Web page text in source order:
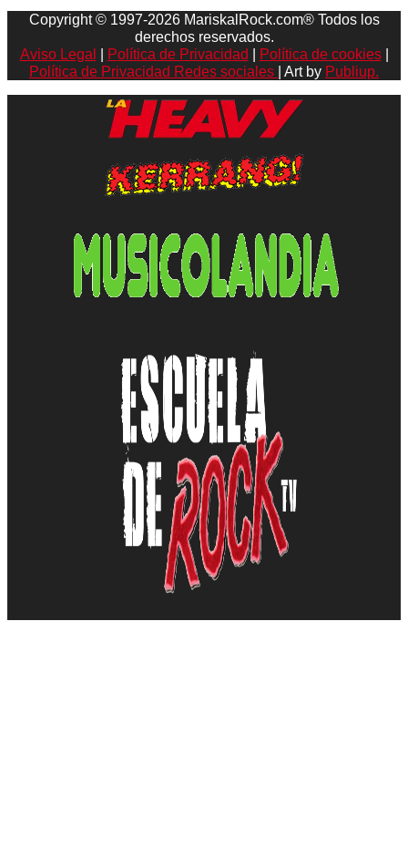
Copyright © 1997-2026 MariskalRock.com® Todos los
derechos reservados.
Aviso Legal
Política de Privacidad Política de cookies|
Política de Privacidad Redes sociales
| Art by Publiup.